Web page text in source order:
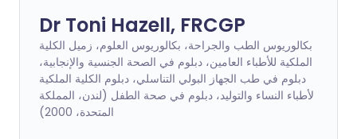
Dr Toni Hazell, FRCGP
بكالوريوس الطب والجراحة، بكالوريوس العلوم، زميل الكلية
الملكية للأطباء العامين، دبلوم في الصحة الجنسية والإنجابية،
دبلوم في طب الجهاز البولي التناسلي، دبلوم الكلية الملكية
لأطباء النساء والتوليد، دبلوم في صحة الطفل (لندن، المملكة
المتحدة، 2000)